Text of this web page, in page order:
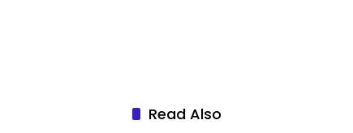
Read Also